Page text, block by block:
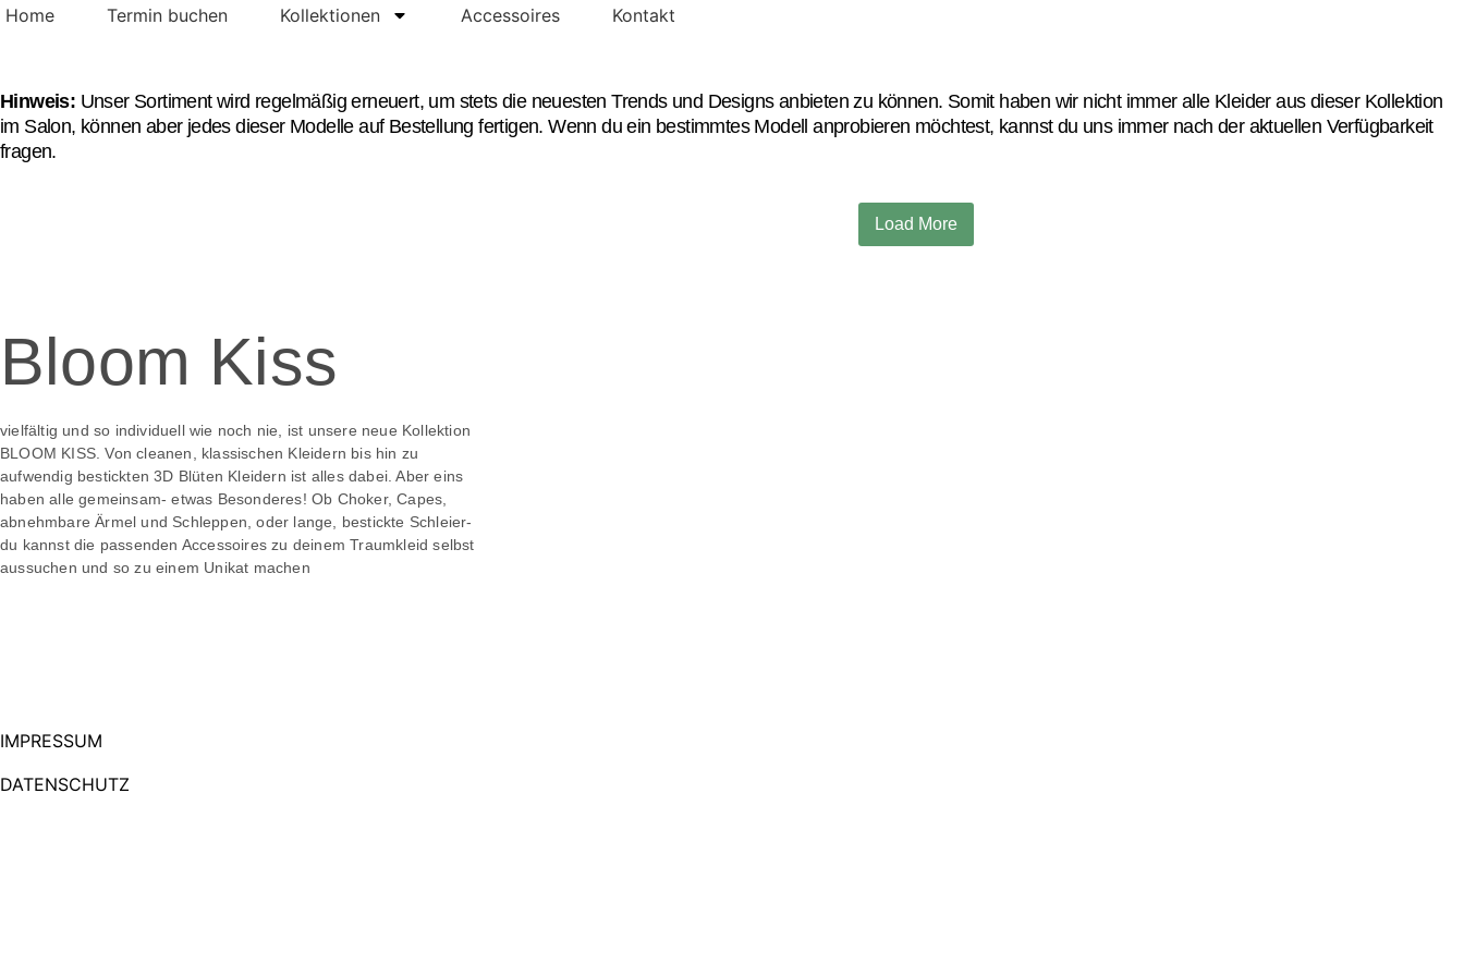
Zum
Home Termin buchen Kollektionen Accessoires Kontakt
Hinweis: Unser Sortiment wird regelmäßig erneuert, um stets die neuesten Trends und Designs anbieten zu können. Somit haben wir nicht immer alle Kleider aus dieser Kollektion
im Salon, können aber jedes dieser Modelle auf Bestellung fertigen. Wenn du ein bestimmtes Modell anprobieren möchtest, kannst du uns immer nach der aktuellen Verfügbarkeit
fragen.
Load More
Bloom Kiss
vielfältig und so individuell wie noch nie, ist unsere neue Kollektion
BLOOM KISS. Von cleanen, klassischen Kleidern bis hin zu
aufwendig bestickten 3D Blüten Kleidern ist alles dabei. Aber eins
haben alle gemeinsam- etwas Besonderes! Ob Choker, Capes,
abnehmbare Ärmel und Schleppen, oder lange, bestickte Schleier-
du kannst die passenden Accessoires zu deinem Traumkleid selbst
aussuchen und so zu einem Unikat machen
IMPRESSUM
DATENSCHUTZ